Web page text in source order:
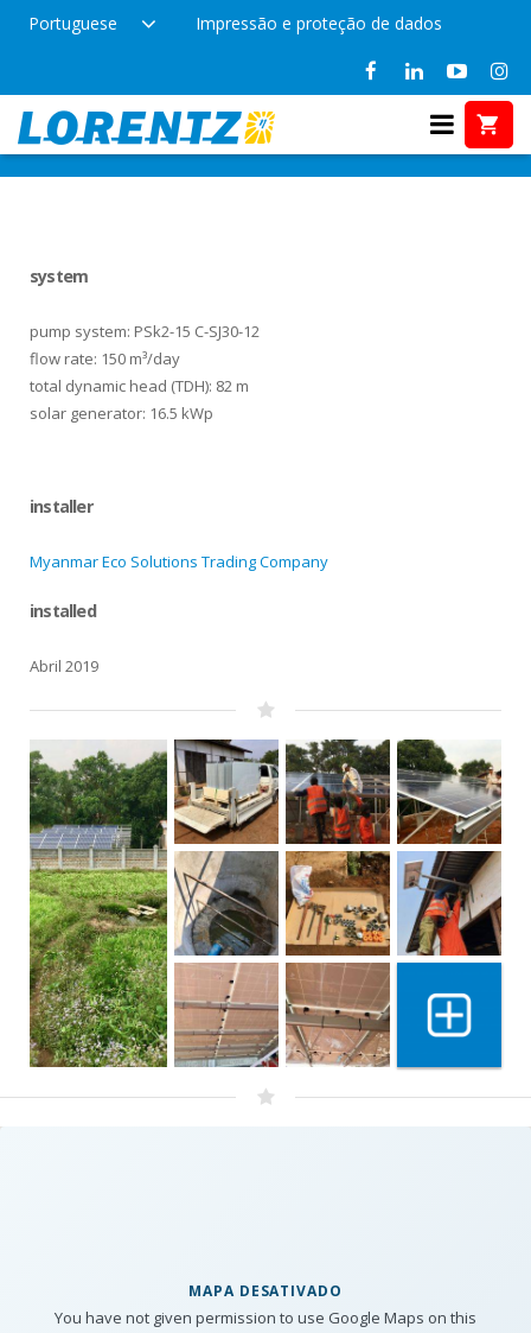
Portuguese Impressão e proteção de dados
References in Home References Asia
system
pump system: PSk2-15 C-SJ30-12
flow rate: 150 m³/day
total dynamic head (TDH): 82 m
solar generator: 16.5 kWp
installer
Myanmar Eco Solutions Trading Company
installed
Abril 2019
Show 10
MAPA DESATIVADO
You have not given permission to use Google Maps on this